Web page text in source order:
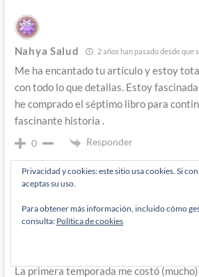
Nahya Salud 2 años han pasado desde que
Me ha encantado tu artículo y estoy
con todo lo que detallas. Estoy
he comprado el séptimo libro para
fascinante historia .
0 Responder
Aclaro que no soy fan especialmente de
Por sugerencia de mi chico, que es
La primera temporada me costó
Privacidad y cookies: este sitio usa cookies. Si
aceptas su uso.
Para obtener más información, incluido cómo
consulta: Política de cookies